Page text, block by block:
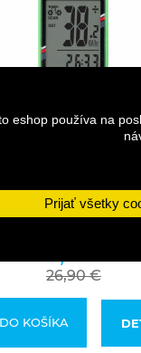
eshop používa na
Prijať všetky
26,90 €
KOŠÍKA